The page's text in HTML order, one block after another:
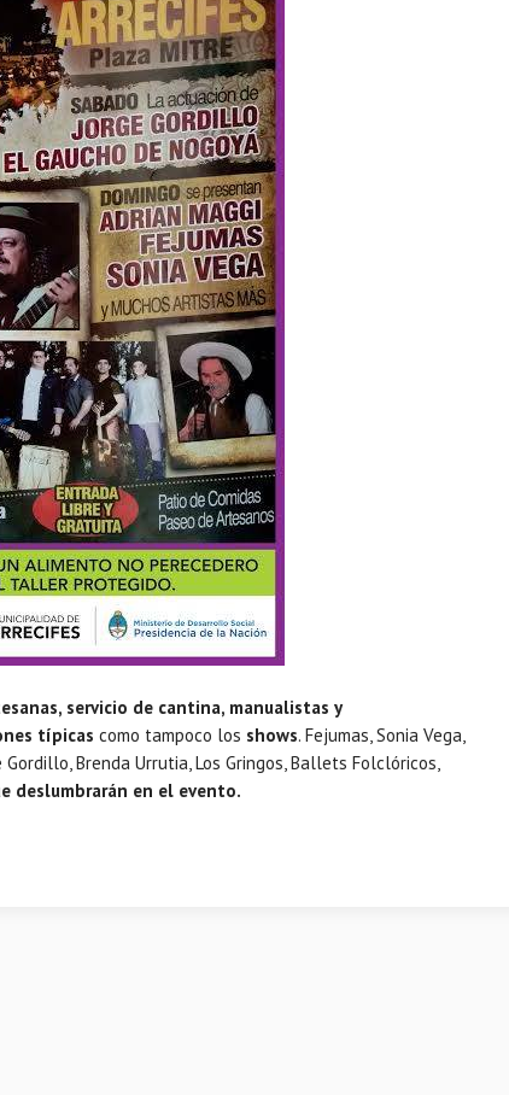
servicio de cantina, manualistas y
típicas como tampoco los shows. Fejumas, Sonia Vega,
Brenda Urrutia, Los Gringos, Ballets Folclóricos,
deslumbrarán en el evento.